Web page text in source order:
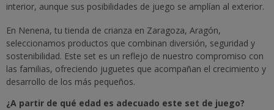
interior, aunque sus posibilidades de juego se amplían al exterior.
En Nenena, tu tienda de crianza en Zaragoza, Aragón,
seleccionamos productos que combinan diversión, seguridad y
sostenibilidad. Este set es un reflejo de nuestro compromiso con
las familias, ofreciendo juguetes que acompañan el crecimiento y
desarrollo de los más pequeños.
¿A partir de qué edad es adecuado este set de juego?